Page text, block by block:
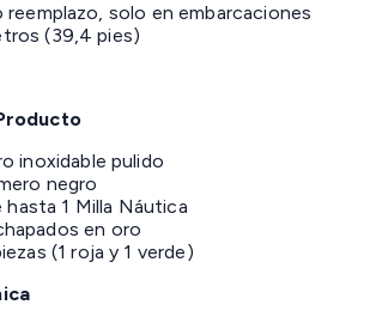
solo en embarcaciones
(39,4 pies)
inoxidable pulido
negro
hasta 1 Milla Náutica
en oro
(1 roja y 1 verde)